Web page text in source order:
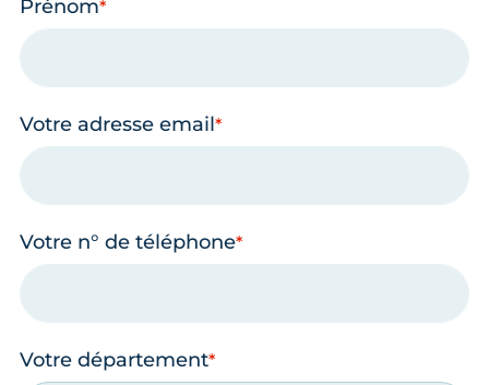
Prénom
Votre adresse email
Votre n° de téléphone
Votre département